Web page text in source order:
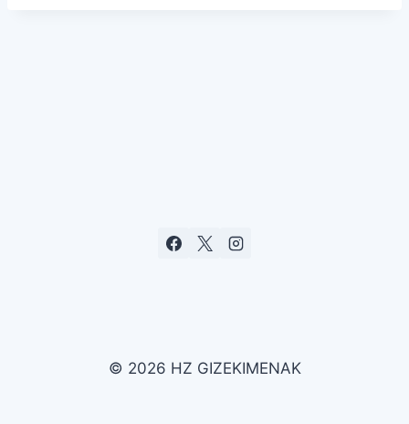
© 2026 HZ GIZEKIMENAK